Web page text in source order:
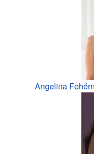
Angelina